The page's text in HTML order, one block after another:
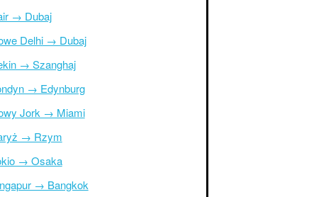
→ Dubaj
Delhi → Dubaj
→ Szanghaj
→ Edynburg
Jork → Miami
→ Rzym
→ Osaka
→ Bangkok